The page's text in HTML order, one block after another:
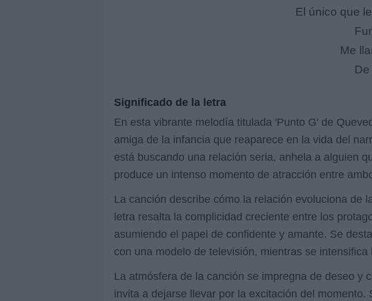
El único que
Me
Significado de la letra
En esta vibrante melodía titulada 'Punto G' de
amiga de la infancia que reaparece en la vida del
está buscando una relación seria, anhela a alguien
produce un intenso momento de atracción entre
La canción describe cómo la relación evoluciona de
letra resalta la complicidad creciente entre los
asumiendo el papel de confidente y amante. Se
con una modelo de televisión, mientras se
La atmósfera de la canción se impregna de deseo y
invita a dejarse llevar por la excitación del